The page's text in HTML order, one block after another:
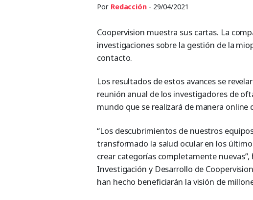
Por Redacción- 29/04/2021
Coopervision muestra sus cartas. La
investigaciones sobre la gestión de la
contacto.
Los resultados de estos avances se
reunión anual de los investigadores de
mundo que se realizará de manera online
“Los descubrimientos de nuestros
transformado la salud ocular en los
crear categorías completamente
Investigación y Desarrollo de
han hecho beneficiarán la visión de